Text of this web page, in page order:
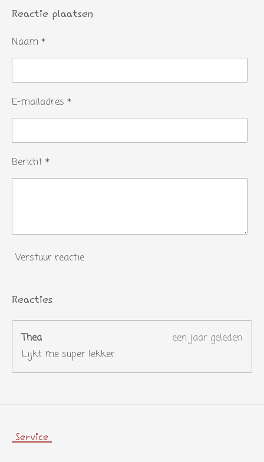
Reactie plaatsen
Naam *
E-mailadres *
Bericht *
Verstuur reactie
Reacties
Thea
een jaar geleden
Lijkt me super lekker
Service